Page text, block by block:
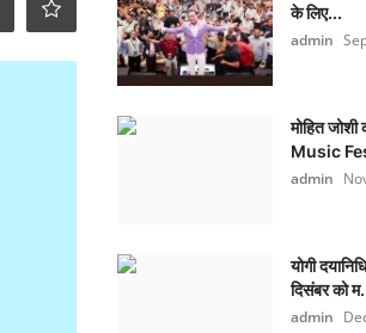
के लिए...
admin
मोहित
Music
admin
योगी
दिसंबर को
admin